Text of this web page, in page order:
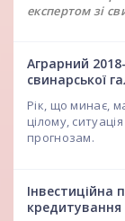
експертом зі
Аграрний
свинарської
Рік, що минає,
цілому,
прогнозам.
Інвестиційна